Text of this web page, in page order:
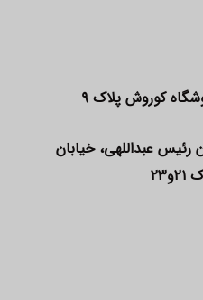
کوروش پلاک ۹
رئیس عبداللهی، خیابان